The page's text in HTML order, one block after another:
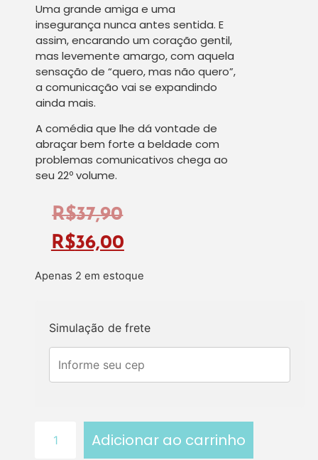
Uma grande amiga e uma
insegurança nunca antes sentida. E
assim, encarando um coração gentil,
mas levemente amargo, com aquela
sensação de “quero, mas não quero”,
a comunicação vai se expandindo
ainda mais.
A comédia que lhe dá vontade de
abraçar bem forte a beldade com
problemas comunicativos chega ao
seu 22º volume.
R$37,90
R$36,00
Apenas 2 em estoque
Simulação de frete
Adicionar ao carrinho